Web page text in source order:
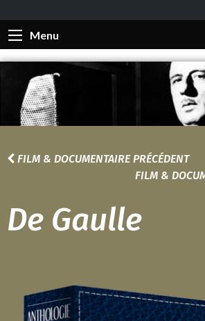
Menu
FILM & DOCUMENTAIRE PRÉCÉDENT
FILM &
De Gaulle